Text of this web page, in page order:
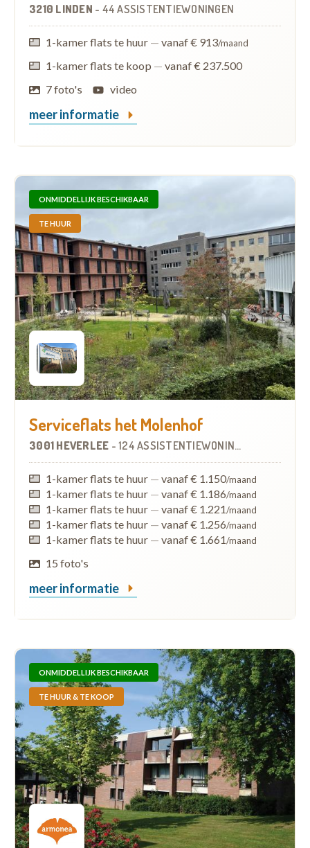
3210 LINDEN - 44 ASSISTENTIEWONINGEN
1-kamer flats te huur — vanaf € 913/maand
1-kamer flats te koop — vanaf € 237.500
7 foto's
video
meer informatie
ONMIDDELLIJK BESCHIKBAAR
TE HUUR
Serviceflats het Molenhof
3001 HEVERLEE - 124 ASSISTENTIEWONINGEN
1-kamer flats te huur — vanaf € 1.150/maand
1-kamer flats te huur — vanaf € 1.186/maand
1-kamer flats te huur — vanaf € 1.221/maand
1-kamer flats te huur — vanaf € 1.256/maand
1-kamer flats te huur — vanaf € 1.661/maand
15 foto's
meer informatie
ONMIDDELLIJK BESCHIKBAAR
TE HUUR & TE KOOP